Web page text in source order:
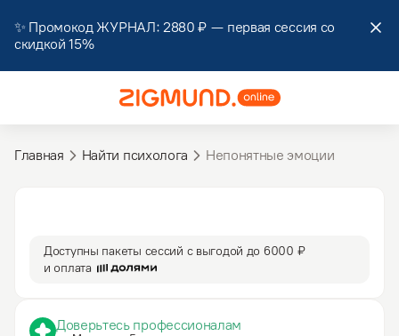
✨ Промокод ЖУРНАЛ: 2880 ₽ — первая сессия cо
скидкой 15%
Главная Найти психолога Непонятные эмоции
Доступны пакеты сессий с выгодой до 6000 ₽
и оплата
Доверьтесь профессионалам